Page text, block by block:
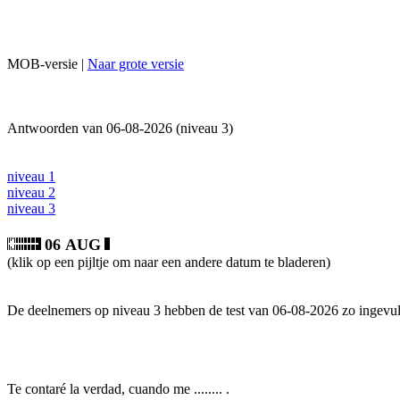
MOB-versie | Naar grote versie
Antwoorden van 06-08-2026 (niveau 3)
niveau 1
niveau 2
niveau 3
06 AUG
(klik op een pijltje om naar een andere datum te bladeren)
De deelnemers op niveau 3 hebben de test van 06-08-2026 zo
Te contaré la verdad, cuando me ........ .